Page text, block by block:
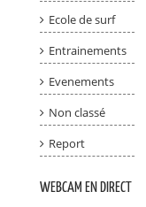
Ecole de surf
Entrainements
Evenements
Non classé
Report
WEBCAM EN DIRECT